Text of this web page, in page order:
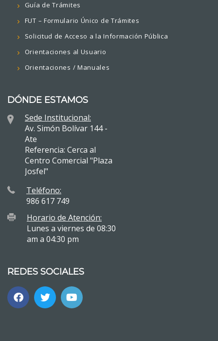
Guía de Trámites
FUT – Formulario Único de Trámites
Solicitud de Acceso a la Información Pública
Orientaciones al Usuario
Orientaciones / Manuales
DÓNDE ESTAMOS
Sede Institucional:
Av. Simón Bolívar 144 -
Ate
Referencia: Cerca al
Centro Comercial "Plaza
Josfel"
Teléfono:
986 617 749
Horario de Atención:
Lunes a viernes de 08:30
am a 04:30 pm
REDES SOCIALES